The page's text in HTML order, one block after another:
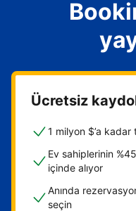
Oda ve
Ücretsiz
1 milyon $’a kadar
Ev sahiplerinin
içinde alıyor
Anında
seçin